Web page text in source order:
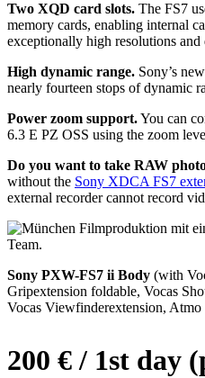
Two XQD card slots. The FS7
memory cards, enabling internal
exceptionally high resolutions and
High dynamic range. Sony’s
nearly fourteen stops of dynamic
Power zoom support.You can
6.3 E PZ OSS using the zoom
Do you want to take RAW
without the Sony XDCA FS7
external recorder cannot record
Sony PXW-FS7 ii Body (with
Gripextension foldable, Vocas
Vocas Viewfinderextension,
200 € / 1st day